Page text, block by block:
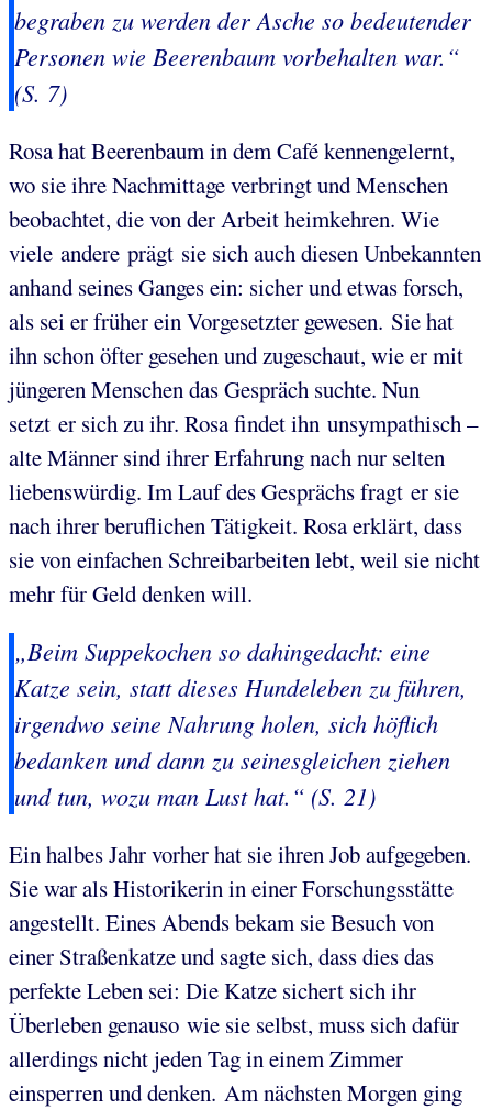
begraben zu werden der Asche so bedeutender
Personen wie Beerenbaum vorbehalten war.“
(S. 7)
Rosa hat Beerenbaum in dem Café kennengelernt,
wo sie ihre Nachmittage verbringt und Menschen
beobachtet, die von der Arbeit heimkehren. Wie
viele andere prägt sie sich auch diesen Unbekannten
anhand seines Ganges ein: sicher und etwas forsch,
als sei er früher ein Vorgesetzter gewesen. Sie hat
ihn schon öfter gesehen und zugeschaut, wie er mit
jüngeren Menschen das Gespräch suchte. Nun
setzt er sich zu ihr. Rosa findet ihn unsympathisch –
alte Männer sind ihrer Erfahrung nach nur selten
liebenswürdig. Im Lauf des Gesprächs fragt er sie
nach ihrer beruflichen Tätigkeit. Rosa erklärt, dass
sie von einfachen Schreibarbeiten lebt, weil sie nicht
mehr für Geld denken will.
„Beim Suppekochen so dahingedacht: eine
Katze sein, statt dieses Hundeleben zu führen,
irgendwo seine Nahrung holen, sich höflich
bedanken und dann zu seinesgleichen ziehen
und tun, wozu man Lust hat.“ (S. 21)
Ein halbes Jahr vorher hat sie ihren Job aufgegeben.
Sie war als Historikerin in einer Forschungsstätte
angestellt. Eines Abends bekam sie Besuch von
einer Straßenkatze und sagte sich, dass dies das
perfekte Leben sei: Die Katze sichert sich ihr
Überleben genauso wie sie selbst, muss sich dafür
allerdings nicht jeden Tag in einem Zimmer
einsperren und denken. Am nächsten Morgen ging